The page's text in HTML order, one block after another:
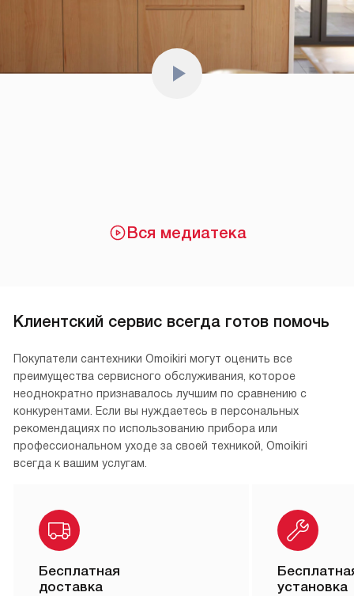
Вся медиатека
Клиентский сервис всегда готов помочь
Покупатели сантехники Omoikiri могут оценить все
преимущества сервисного обслуживания, которое
неоднократно признавалось лучшим по сравнению с
конкурентами. Если вы нуждаетесь в персональных
рекомендациях по использованию прибора или
профессиональном уходе за своей техникой, Omoikiri
всегда к вашим услугам.
Бесплатная
доставка
установка